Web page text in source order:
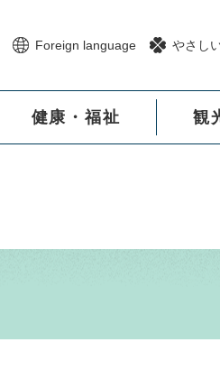
Foreign language やさし
健康・福祉 観